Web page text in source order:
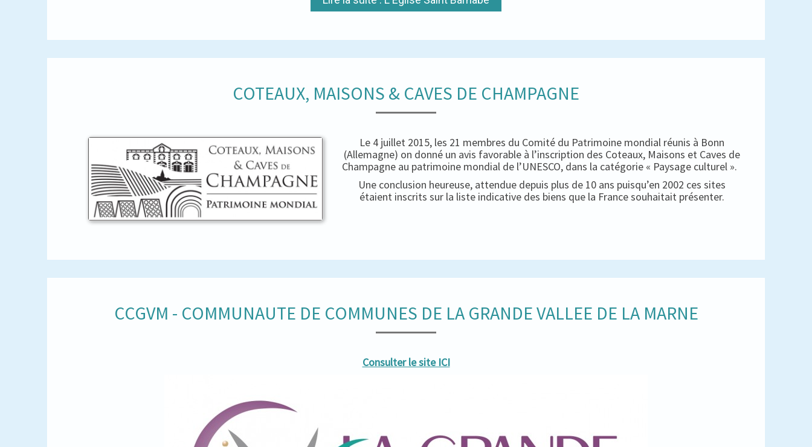
COTEAUX, MAISONS & CAVES DE CHAMPAGNE
Le 4 juillet 2015, les 21 membres du Comité du Patrimoine mondial réunis à Bonn
(Allemagne) on donné un avis favorable à l’inscription des Coteaux, Maisons et Caves de
Champagne au patrimoine mondial de l’UNESCO, dans la catégorie « Paysage culturel ».
Une conclusion heureuse, attendue depuis plus de 10 ans puisqu’en 2002 ces sites
étaient inscrits sur la liste indicative des biens que la France souhaitait présenter.
CCGVM - COMMUNAUTE DE COMMUNES DE LA GRANDE VALLEE DE LA MARNE
Consulter le site ICI